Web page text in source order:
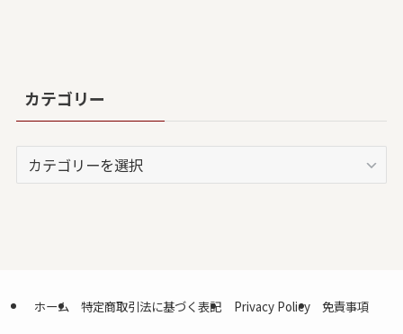
カテゴリー
テ
ホーム 特定商取引法に基づく表記 Privacy Policy 免責事項